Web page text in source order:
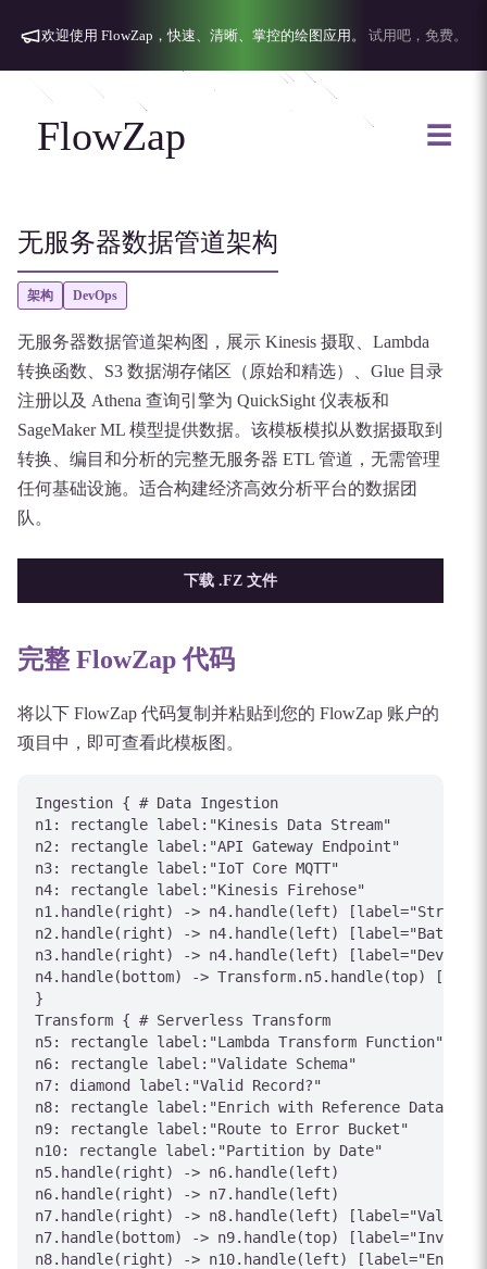
欢迎使用 FlowZap，快速、清晰、掌控的绘图应用。 试用吧，免费。
FlowZap ☰
无服务器数据管道架构
架构 DevOps
无服务器数据管道架构图，展示 Kinesis 摄取、Lambda
转换函数、S3 数据湖存储区（原始和精选）、Glue 目录
注册以及 Athena 查询引擎为 QuickSight 仪表板和
SageMaker ML 模型提供数据。该模板模拟从数据摄取到
转换、编目和分析的完整无服务器 ETL 管道，无需管理
任何基础设施。适合构建经济高效分析平台的数据团
队。
下载 .FZ 文件
完整 FlowZap 代码
将以下 FlowZap 代码复制并粘贴到您的 FlowZap 账户的
项目中，即可查看此模板图。
Ingestion { # Data Ingestion
n1: rectangle label:"Kinesis Data Stream"
n2: rectangle label:"API Gateway Endpoint"
n3: rectangle label:"IoT Core MQTT"
n4: rectangle label:"Kinesis Firehose"
n1.handle(right) -> n4.handle(left) [label="Stream"]
n2.handle(right) -> n4.handle(left) [label="Batch"]
n3.handle(right) -> n4.handle(left) [label="Device
n4.handle(bottom) -> Transform.n5.handle(top)
}
Transform { # Serverless Transform
n5: rectangle label:"Lambda Transform Function"
n6: rectangle label:"Validate Schema"
n7: diamond label:"Valid Record?"
n8: rectangle label:"Enrich with Reference Data"
n9: rectangle label:"Route to Error Bucket"
n10: rectangle label:"Partition by Date"
n5.handle(right) -> n6.handle(left)
n6.handle(right) -> n7.handle(left)
n7.handle(right) -> n8.handle(left) [label="Valid"]
n7.handle(bottom) -> n9.handle(top)
n8.handle(right) -> n10.handle(left)